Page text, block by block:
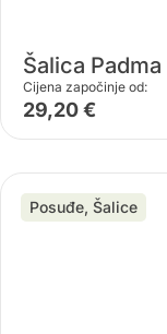
Šalica Padma
Cijena započinje od:
29,20€
Posuđe, Šalice